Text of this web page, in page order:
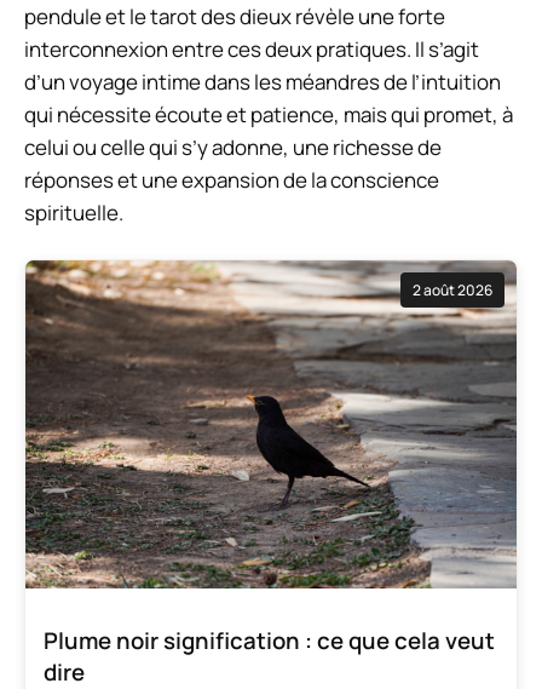
pendule et le tarot des dieux révèle une forte
interconnexion entre ces deux pratiques. Il s’agit
d’un voyage intime dans les méandres de l’intuition
qui nécessite écoute et patience, mais qui promet, à
celui ou celle qui s’y adonne, une richesse de
réponses et une expansion de la conscience
spirituelle.
2 août 2026
Plume noir signification : ce que cela veut
dire